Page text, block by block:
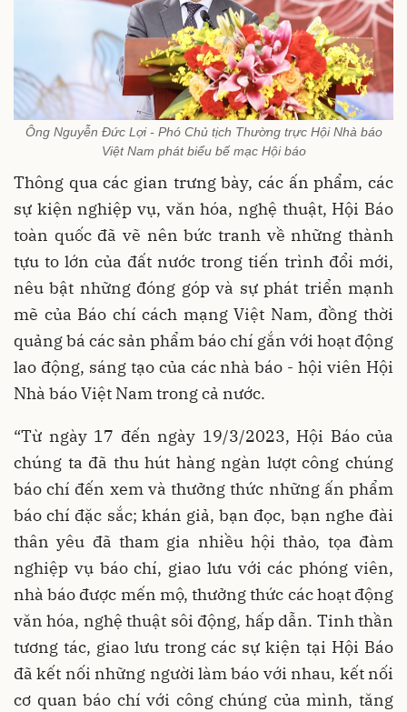
Ông Nguyễn Đức Lợi - Phó Chủ tịch Thường trực Hội Nhà báo
Việt Nam phát biểu bế mạc Hội báo
Thông qua các gian trưng bày, các ấn phẩm, các
sự kiện nghiệp vụ, văn hóa, nghệ thuật, Hội Báo
toàn quốc đã vẽ nên bức tranh về những thành
tựu to lớn của đất nước trong tiến trình đổi mới,
nêu bật những đóng góp và sự phát triển mạnh
mẽ của Báo chí cách mạng Việt Nam, đồng thời
quảng bá các sản phẩm báo chí gắn với hoạt động
lao động, sáng tạo của các nhà báo - hội viên Hội
Nhà báo Việt Nam trong cả nước.
“Từ ngày 17 đến ngày 19/3/2023, Hội Báo của
chúng ta đã thu hút hàng ngàn lượt công chúng
báo chí đến xem và thưởng thức những ấn phẩm
báo chí đặc sắc; khán giả, bạn đọc, bạn nghe đài
thân yêu đã tham gia nhiều hội thảo, tọa đàm
nghiệp vụ báo chí, giao lưu với các phóng viên,
nhà báo được mến mộ, thưởng thức các hoạt động
văn hóa, nghệ thuật sôi động, hấp dẫn. Tinh thần
tương tác, giao lưu trong các sự kiện tại Hội Báo
đã kết nối những người làm báo với nhau, kết nối
cơ quan báo chí với công chúng của mình, tăng